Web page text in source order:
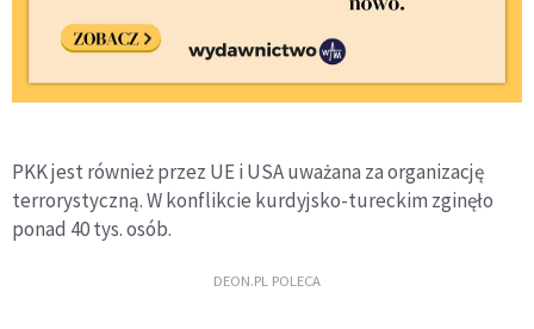
PKK jest również przez UE i USA uważana za organizację
terrorystyczną. W konflikcie kurdyjsko-tureckim zginęło
ponad 40 tys. osób.
DEON.PL POLECA